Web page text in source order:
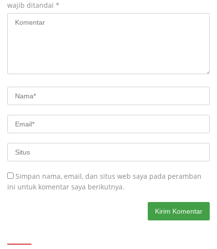
wajib ditandai *
Simpan nama, email, dan situs web saya pada peramban
ini untuk komentar saya berikutnya.